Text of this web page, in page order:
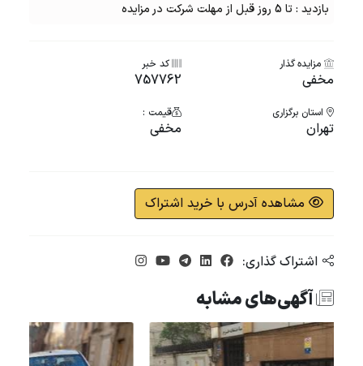
بازدید : تا 5 روز قبل از مهلت شرکت در مزایده
مزایده گذار
مخفی
کد خبر
757762
استان برگزاری
تهران
قیمت :
مخفی
مشاهده آدرس با خرید اشتراک
اشتراک گذاری:
آگهی‌های مشابه